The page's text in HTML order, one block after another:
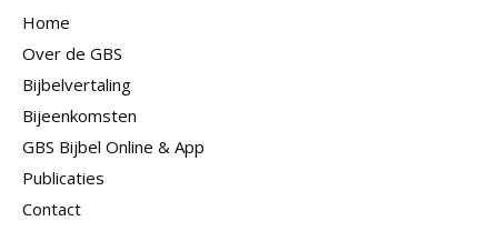
Home
Over de GBS
Bijbelvertaling
Bijeenkomsten
GBS Bijbel Online & App
Publicaties
Contact